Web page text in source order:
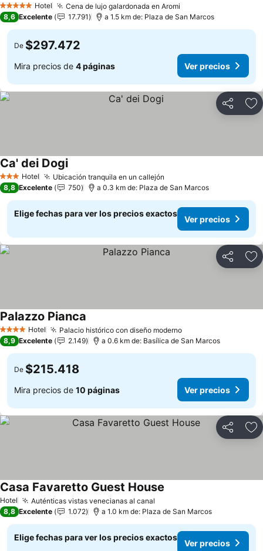
5 Estrellas Hotel Cena de lujo galardonada en Aromi
8,6 Excelente 17.791 a 1.5 km de: Plaza de San Marcos
De $297.472
Mira precios de 4 páginas Ver precios
Compartir
3 Estrellas
Hotel Ubicación tranquila en un callejón
Ca' dei Dogi
8,8 Excelente 750 a 0.3 km de: Plaza de San Marcos
Elige fechas para ver los precios exactos
Ver precios
Compartir
4 EstrellasHotel Palacio histórico con diseño moderno
Palazzo Pianca
8,9 Excelente 2.149 a 0.6 km de: Basílica de San Marcos
De $215.418
Mira precios de 10 páginas Ver precios
Compartir
Hotel Auténticas vistas venecianas al canal
Casa Favaretto Guest House
8,8 Excelente 1.072 a 1.0 km de: Plaza de San Marcos
Elige fechas para ver los precios exactos
Ver precios